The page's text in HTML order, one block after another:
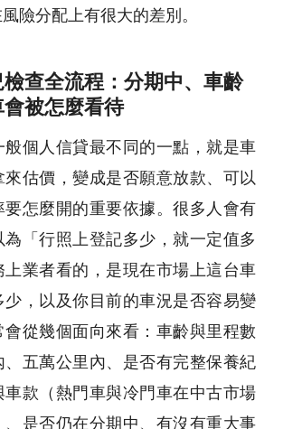
險分配上有很大的差別。
查全流程：分期中、車齡
被怎麼看待
個人信貸最不同的一點，就是車
估價，變成是否願意放款、可以
怎麼開的重要依據。很多人會有
「行照上登記多少，就一定值多
上業者看的，是現在市場上這台車
少，以及你目前的車況是否容易變
從幾個面向來看：車齡與里程數
、五萬公里內、是否有完整保養紀
款（熱門車與冷門車在中古市場
是否仍在分期中、有沒有重大事